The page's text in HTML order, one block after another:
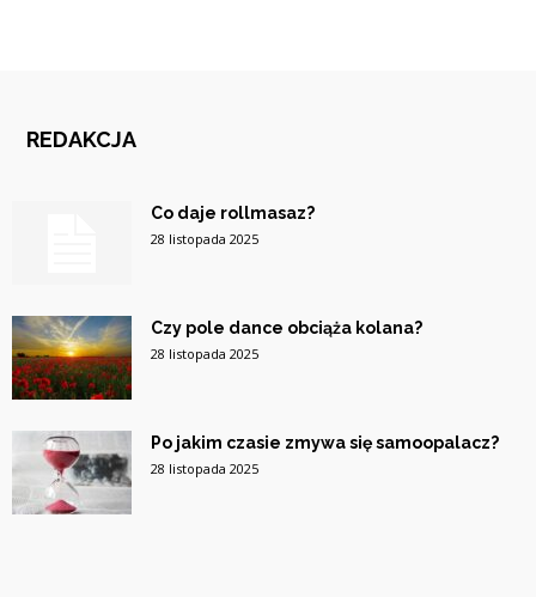
REDAKCJA
Co daje rollmasaz?
28 listopada 2025
Czy pole dance obciąża kolana?
28 listopada 2025
Po jakim czasie zmywa się samoopalacz?
28 listopada 2025